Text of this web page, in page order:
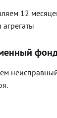
12
агрегаты